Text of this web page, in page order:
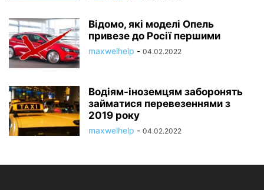
Відомо, які моделі Опель
привезе до Росії першими
maxwelhelp - 04.02.2022
Водіям-іноземцям заборонять
займатися перевезеннями з
2019 року
maxwelhelp - 04.02.2022